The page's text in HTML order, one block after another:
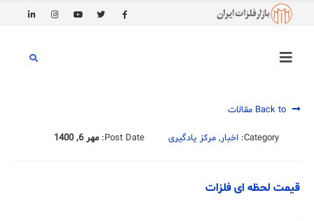
Category: اخبار, مرکز یادگیری Post Date: مهر 6, 1400
قیمت لحظه ای فلزات